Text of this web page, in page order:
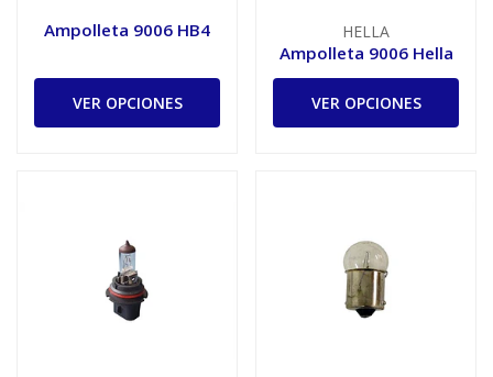
Ampolleta 9006 HB4
VER OPCIONES
HELLA
Ampolleta 9006 Hella
VER OPCIONES